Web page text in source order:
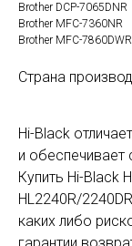
Brother DCP-7065DNR
Brother MFC-7360NR
Brother MFC-7860DWR
Страна
Hi-Black
и обеспечивает
Купить Hi-Black
HL2240R/
каких либо